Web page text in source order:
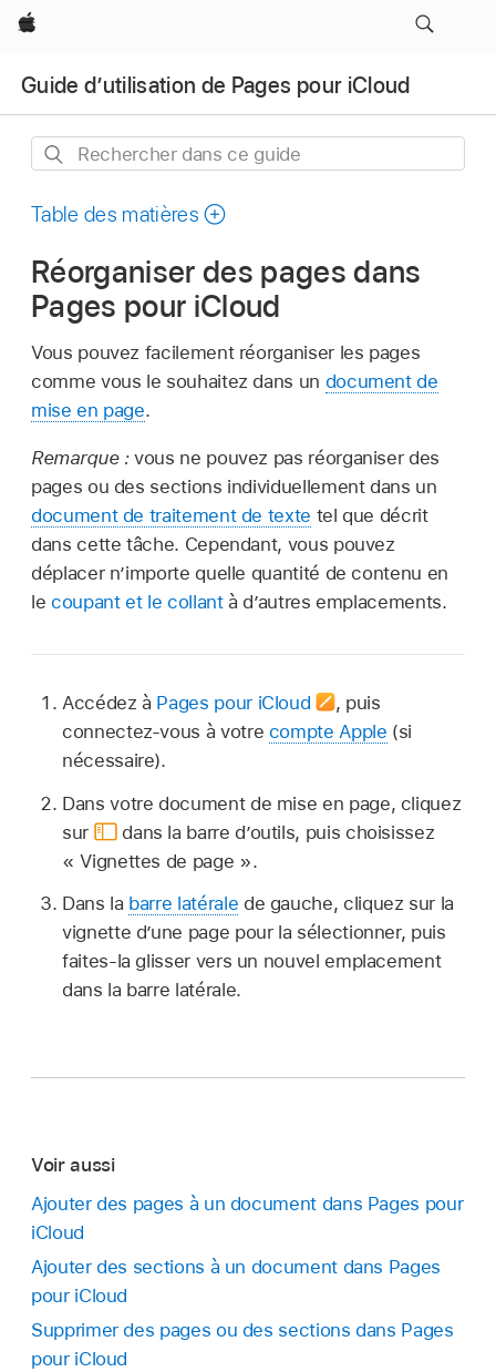
Apple
Guide d’utilisation de Pages pour iCloud
Rechercher
ce
Table des matières
Réorganiser des pages dans
Pages pour iCloud
Vous pouvez facilement réorganiser les pages
comme vous le souhaitez dans un document de
mise en page.
Remarque :vous ne pouvez pas réorganiser des
pages ou des sections individuellement dans un
document de traitement de texte tel que décrit
dans cette tâche. Cependant, vous pouvez
déplacer n’importe quelle quantité de contenu en
le coupant et le collantà d’autres emplacements.
Accédez à Pages pour iCloud , puis
connectez-vous à votre compte Apple (si
nécessaire).
Dans votre document de mise en page, cliquez
sur
dans la barre d’outils, puis choisissez
« Vignettes de page ».
Dans la barre latérale de gauche, cliquez sur la
vignette d’une page pour la sélectionner, puis
faites-la glisser vers un nouvel emplacement
dans la barre latérale.
Voir aussi
Ajouter des pages à un document dans Pages pour
iCloud
Ajouter des sections à un document dans Pages
pour iCloud
Supprimer des pages ou des sections dans Pages
pour iCloud